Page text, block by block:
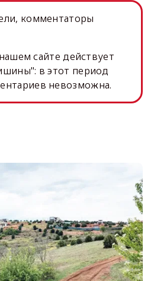
комментаторы
сайте действует
в этот период
невозможна.